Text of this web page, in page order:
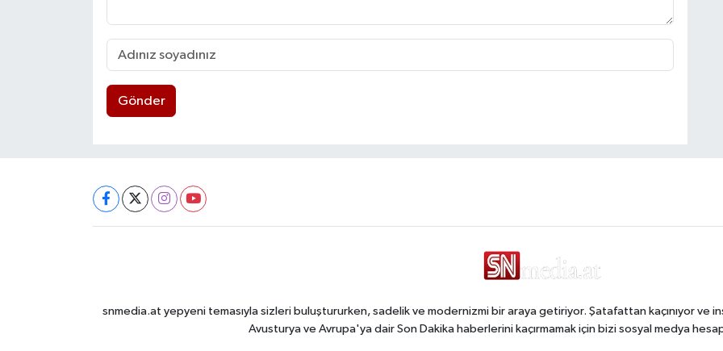
Gönder
snmedia.at yepyeni temasıyla sizleri buluştururken, sadelik ve modernizmi bir araya getiriyor. Şatafattan kaçınıyor ve
Avusturya ve Avrupa'ya dair Son Dakika haberlerini kaçırmamak için bizi sosyal medya